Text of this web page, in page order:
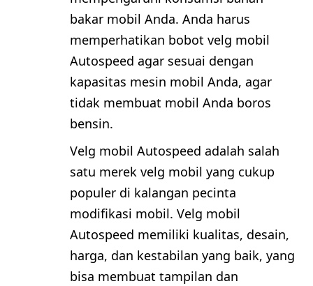
bakar mobil Anda. Anda harus
memperhatikan bobot velg mobil
Autospeed agar sesuai dengan
kapasitas mesin mobil Anda, agar
tidak membuat mobil Anda boros
bensin.
Velg mobil Autospeed adalah salah
satu merek velg mobil yang cukup
populer di kalangan pecinta
modifikasi mobil. Velg mobil
Autospeed memiliki kualitas, desain,
harga, dan kestabilan yang baik, yang
bisa membuat tampilan dan